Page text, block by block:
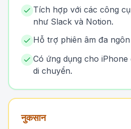
Tích hợp với các công
như Slack và Notion.
Hỗ trợ phiên âm đa
Có ứng dụng cho
di chuyển.
नुकसान